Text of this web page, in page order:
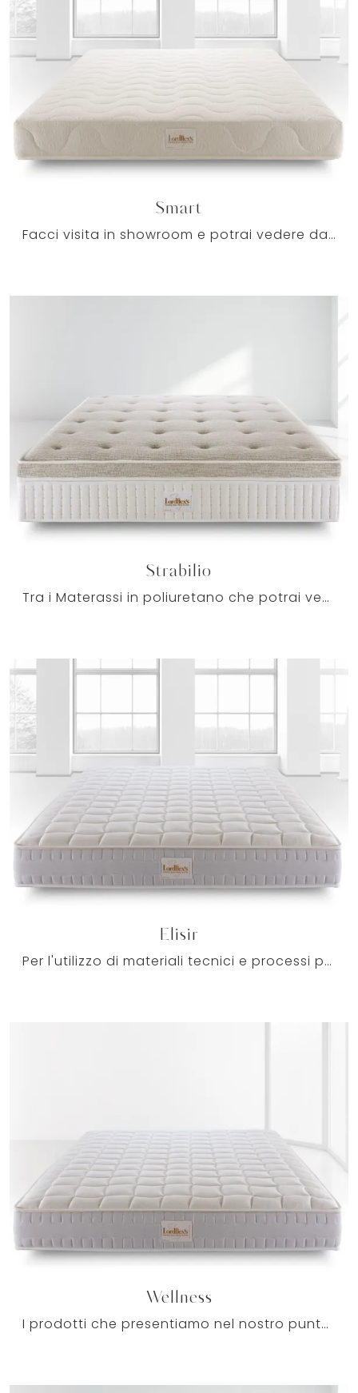
Smart
Facci visita in showroom e potrai vedere dal vivo tutti i nostri Materassi matrimoniali a molle: le migliori soluzioni del riposo ti attendono.
Strabilio
Tra i Materassi in poliuretano che potrai vedere dal vivo in showroom, ognuno troverà quello ideale per sé, per assicurarsi il relax totale.
Elisir
Per l'utilizzo di materiali tecnici e processi produttivi all'avanguardia, Lordflexs si definisce lo specialista del riposo: le sue soluzioni di ...
Wellness
I prodotti che presentiamo nel nostro punto vendita sono progettati per garantire il relax totale per tutta la famiglia, grazie a forme anatomiche e ...